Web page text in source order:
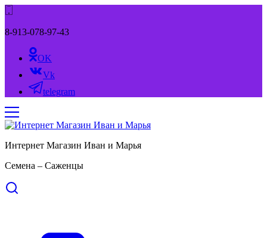
8-913-078-97-43
OK
Vk
telegram
Интернет Магазин Иван и Марья
Семена – Саженцы